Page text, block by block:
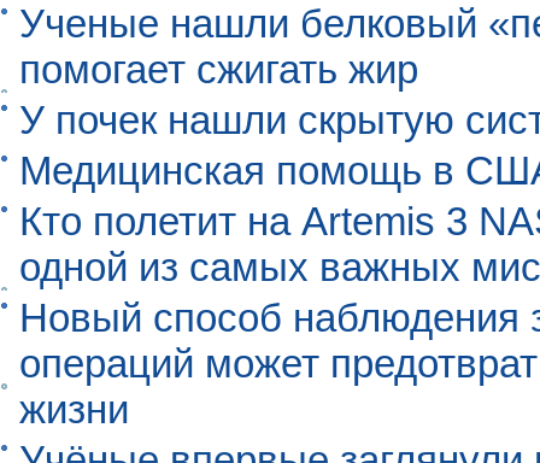
Ученые нашли белковый
помогает сжигать жир
У почек нашли скрытую
Медицинская помощь в
Кто полетит на Artemis 3
одной из самых важных
Новый способ наблюдения
операций может
жизни